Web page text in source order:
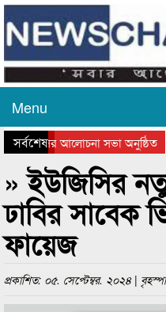
Menu
সর্বশেষ
দিবসের আলোচনা সভা অনুষ্ঠিত
সভা ও সম্মাননা প্রদান
» ইউজিসির
ঢাবির সাবেক
ফায়েজ
প্রকাশিত: ০৫. সেপ্টেম্বর. ২০২৪ |